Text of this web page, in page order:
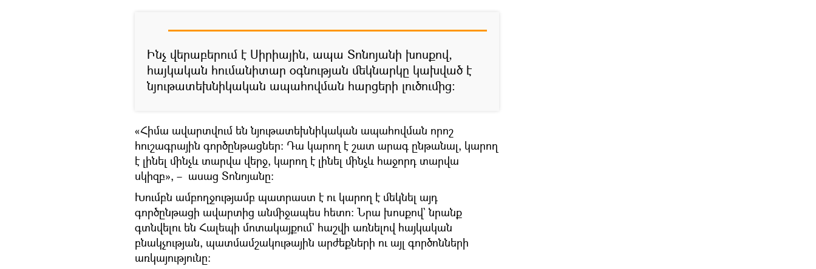
Ինչ վերաբերում է Սիրիային, ապա Տոնոյանի խոսքով,
հայկական հումանիտար օգնության մեկնարկը կախված է
նյութատեխնիկական ապահովման հարցերի լուծումից։
«Հիմա ավարտվում են նյութատեխնիկական ապահովման որոշ
հուշագրային գործընթացներ։ Դա կարող է շատ արագ ընթանալ, կարող
է լինել մինչև տարվա վերջ, կարող է լինել մինչև հաջորդ տարվա
սկիզբ», – ասաց Տոնոյանը։
Խումբն ամբողջությամբ պատրաստ է ու կարող է մեկնել այդ
գործընթացի ավարտից անմիջապես հետո։ Նրա խոսքով` նրանք
գտնվելու են Հալեպի մոտակայքում` հաշվի առնելով հայկական
բնակչության, պատմամշակութային արժեքների ու այլ գործոնների
առկայությունը։